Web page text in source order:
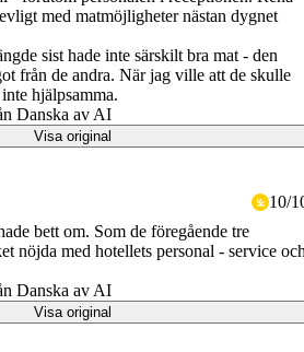
med matmöjligheter nästan dygnet
sist hade inte särskilt bra mat - den
från de andra. När jag ville att de skulle
hjälpsamma.
Danska av AI
Visa original
10/
bett om. Som de föregående tre
nöjda med hotellets personal - service
Danska av AI
Visa original